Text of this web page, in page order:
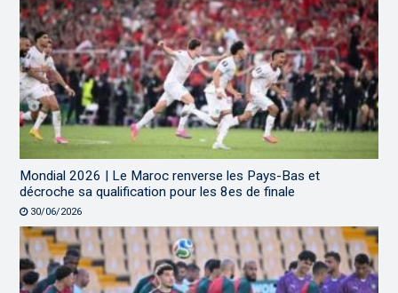
Mondial 2026 | Le Maroc renverse les Pays-Bas et
décroche sa qualification pour les 8es de finale
30/06/2026